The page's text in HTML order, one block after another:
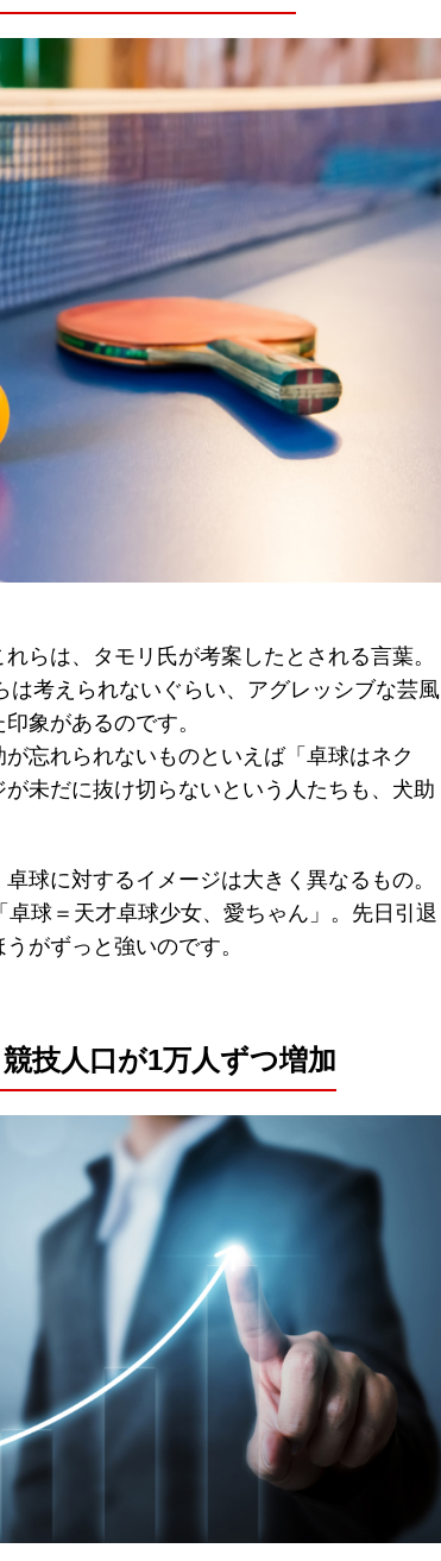
らは、タモリ氏が考案したとされる言葉。
考えられないぐらい、アグレッシブな芸風
象があるのです。
忘れられないものといえば「卓球はネク
未だに抜け切らないという人たちも、犬助
球に対するイメージは大きく異なるもの。
球＝天才卓球少女、愛ちゃん」。先日引退
がずっと強いのです。
技人口が1万人ずつ増加